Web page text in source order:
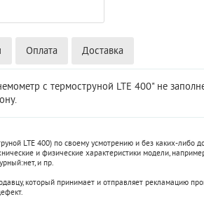
Оплата Доставка
с термоструной LTE 400" не
LTE 400) по своему усмотрению и без каких-
и физические характеристики модели,
нет, и пр.
который принимает и отправляет рекламацию